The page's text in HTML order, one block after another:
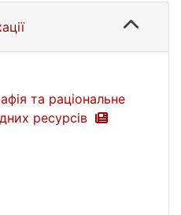
та раціональне
ресурсів